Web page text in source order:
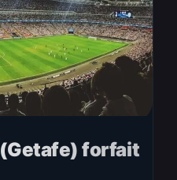
forfait